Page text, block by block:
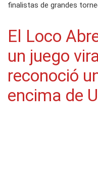
finalistas de grandes
El Loco
un juego
reconoció
encima de